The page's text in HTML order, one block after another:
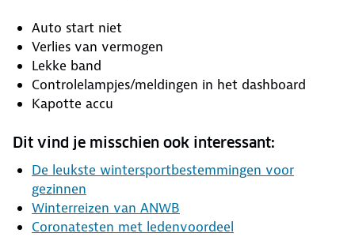
Auto start niet
Verlies van vermogen
Lekke band
Controlelampjes/meldingen in het dashboard
Kapotte accu
Dit vind je misschien ook interessant:
De leukste wintersportbestemmingen voor
gezinnen
Winterreizen van ANWB
Coronatesten met ledenvoordeel